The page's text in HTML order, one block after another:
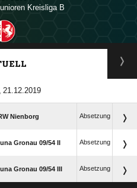
Kreisliga B
Nienborg Absetzung
Gronau 09/​54 II Absetzung
Gronau 09/​54 III Absetzung